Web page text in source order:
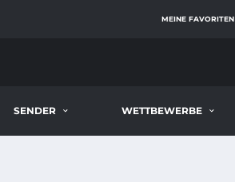
MEINE FAVORITEN
SENDER WETTBEWERBE